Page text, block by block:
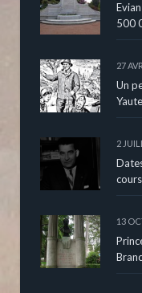
500
27
Un
Yaute
2
13